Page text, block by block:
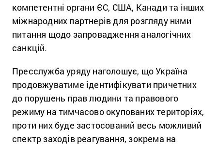
компетентні органи ЄС, США, Канади та інших
міжнародних партнерів для розгляду ними
питання щодо запровадження аналогічних
санкцій.
Пресслужба уряду наголошує, що Україна
продовжуватиме ідентифікувати причетних
до порушень прав людини та правового
режиму на тимчасово окупованих територіях,
проти них буде застосований весь можливий
спектр заходів реагування, зокрема на